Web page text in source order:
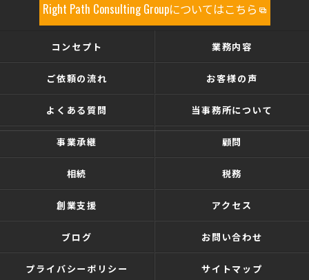
Right Path Consulting Groupについてはこちら
コンセプト 業務内容
ご依頼の流れ お客様の声
よくある質問 当事務所について
事業承継 顧問
相続 税務
創業支援 アクセス
ブログ お問い合わせ
プライバシーポリシー サイトマップ